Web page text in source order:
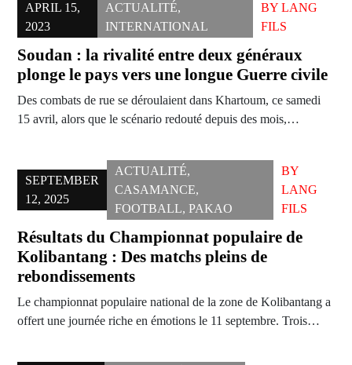
APRIL 15,
2023
ACTUALITÉ,
INTERNATIONAL
BY LANG
FILS
Soudan : la rivalité entre deux généraux
plonge le pays vers une longue Guerre civile
Des combats de rue se déroulaient dans Khartoum, ce samedi
15 avril, alors que le scénario redouté depuis des mois,…
SEPTEMBER
12, 2025
ACTUALITÉ,
CASAMANCE,
FOOTBALL, PAKAO
BY
LANG
FILS
Résultats du Championnat populaire de
Kolibantang : Des matchs pleins de
rebondissements
Le championnat populaire national de la zone de Kolibantang a
offert une journée riche en émotions le 11 septembre. Trois…